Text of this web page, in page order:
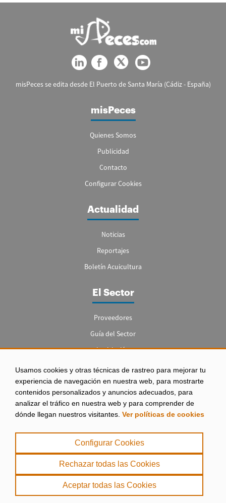
Usamos cookies y otras técnicas de rastreo para mejorar tu
experiencia de navegación en nuestra web, para mostrarte
contenidos personalizados y anuncios adecuados, para
analizar el tráfico en nuestra web y para comprender de
dónde llegan nuestros visitantes. Ver políticas de cookies
Configurar Cookies
Rechazar todas las Cookies
Aceptar todas las Cookies
misPeces se edita desde El Puerto de Santa María (Cádiz - España)
misPeces
Quienes Somos
Publicidad
Contacto
Configurar Cookies
Actualidad
Noticias
Reportajes
Boletín Acuicultura
El Sector
Proveedores
Guía del Sector
Legislación
Empleo
Aviso legal
|
Política de Privacidad
|
. misPeces Copyright 2000 - 2026. Todos los derechos reservados